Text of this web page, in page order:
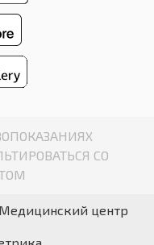
СО
Медицинский центр